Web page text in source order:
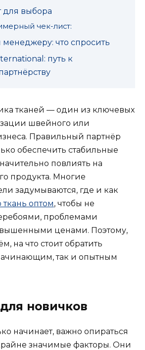
для выбора
чек-лист:
что спросить
путь к
тканей — один из ключевых
швейного или
Правильный партнёр
обеспечить стабильные
повлиять на
продукта. Многие
задумываются, где и как
оптом, чтобы не
проблемами
ценами. Поэтому,
на что стоит обратить
так и опытным
новичков
начинает, важно опираться
значимые факторы. Они